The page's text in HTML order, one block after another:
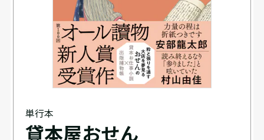
単行本
貸本屋おせん